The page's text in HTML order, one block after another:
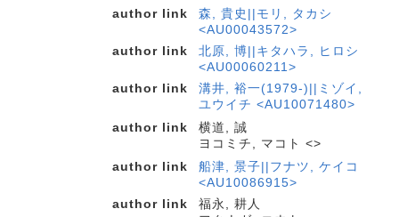
author link
森, 貴史||モリ, タカシ
<AU00043572>
author link
北原, 博||キタハラ, ヒロシ
<AU00060211>
author link
溝井, 裕一(1979-)||ミゾイ,
ユウイチ <AU10071480>
author link
横道, 誠
ヨコミチ, マコト <>
author link
船津, 景子||フナツ, ケイコ
<AU10086915>
author link
福永, 耕人